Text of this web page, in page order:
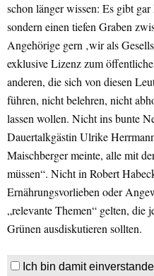
schon länger wissen: Es gibt
sondern einen tiefen Graben
Angehörige gern ‚wir als
exklusive Lizenz zum
anderen, die sich von diesen
führen, nicht belehren, nicht
lassen wollen. Nicht ins bunte
Dauertalkgästin Ulrike
Maischberger meinte, alle mit
müssen“. Nicht in Robert
Ernährungsvorlieben oder
„relevante Themen“ gelten, die
Grünen ausdiskutieren sollten.
Ich bin damit